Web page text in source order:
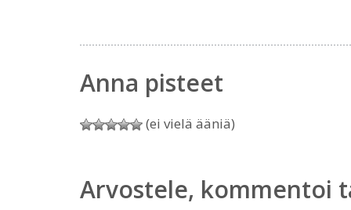
Anna pisteet
(ei vielä ääniä)
Arvostele, kommentoi